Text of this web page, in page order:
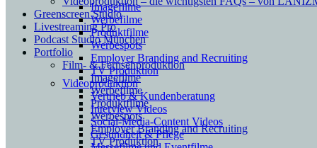
Imagefilme
Werbefilme
Produktfilme
Werbespots
Employer Branding and Recruiting
TV Produktion
Videoproduktion
Vertrieb & Kundenberatung
Interview Videos
Social-Media-Content Videos
Gesundheit & Pflege
Greenscreen Studio
Livestreaming Pro
Podcast Studio München
Portfolio
Film- & Fernsehproduktion
Imagefilme
Werbefilme
Produktfilme
Werbespots
Employer Branding and Recruiting
TV Produktion